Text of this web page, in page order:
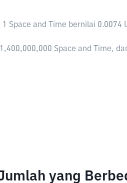
Space and Time bernilai 0.0074
Space and Time,
yang